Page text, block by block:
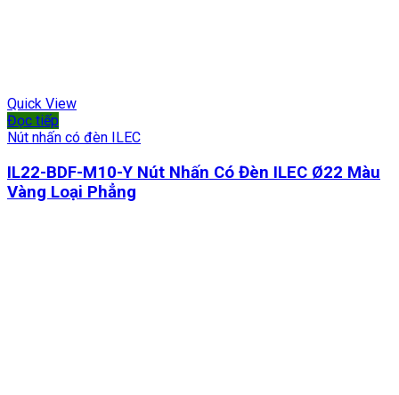
Quick View
Đọc tiếp
Nút nhấn có đèn ILEC
IL22-BDF-M10-Y Nút Nhấn Có Đèn ILEC Ø22 Màu
Vàng Loại Phẳng